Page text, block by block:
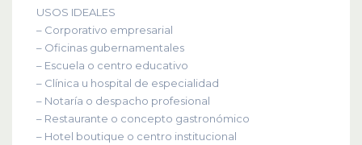
USOS IDEALES
– Corporativo empresarial
– Oficinas gubernamentales
– Escuela o centro educativo
– Clínica u hospital de especialidad
– Notaría o despacho profesional
– Restaurante o concepto gastronómico
– Hotel boutique o centro institucional